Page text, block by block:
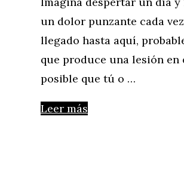
un dolor punzante cada
llegado hasta aquí,
que produce una lesión en
posible que tú o …
Leer más